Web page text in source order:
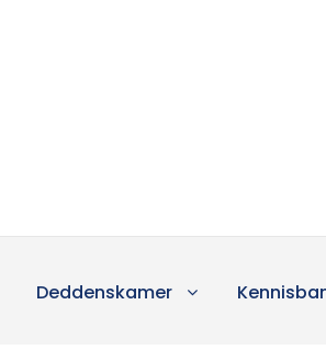
Deddenskamer